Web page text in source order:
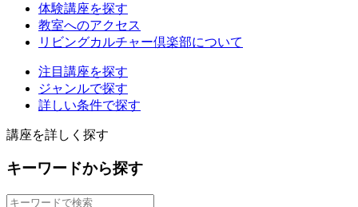
体験講座を探す
教室へのアクセス
リビングカルチャー倶楽部について
注目講座を探す
ジャンルで探す
詳しい条件で探す
講座を詳しく探す
キーワードから探す